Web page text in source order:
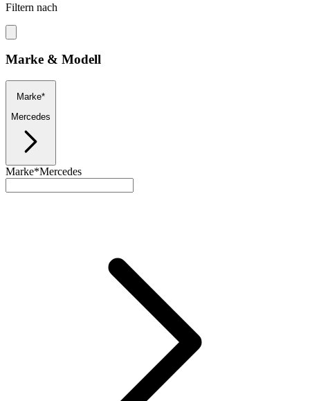
Filtern nach
Marke & Modell
Marke*
Mercedes
Marke*Mercedes